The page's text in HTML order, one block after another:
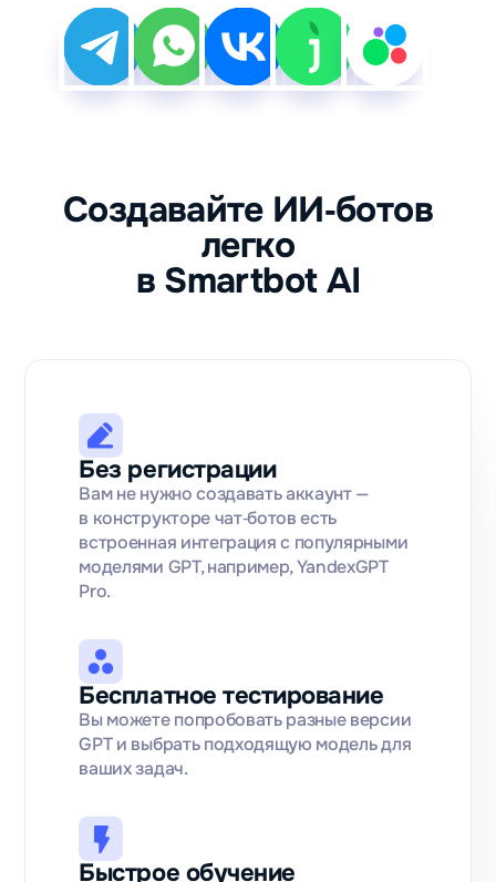
Создавайте ИИ‑ботов
легко
в Smartbot AI
Без регистрации
Вам не нужно создавать аккаунт —
в конструкторе чат‑ботов есть
встроенная интеграция c популярными
моделями GPT, например, YandexGPT
Pro.
Бесплатное тестирование
Вы можете попробовать разные версии
GPT и выбрать подходящую модель для
ваших задач.
Быстрое обучение